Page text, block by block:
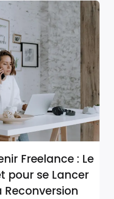
Freelance : Le
pour se Lancer
Reconversion